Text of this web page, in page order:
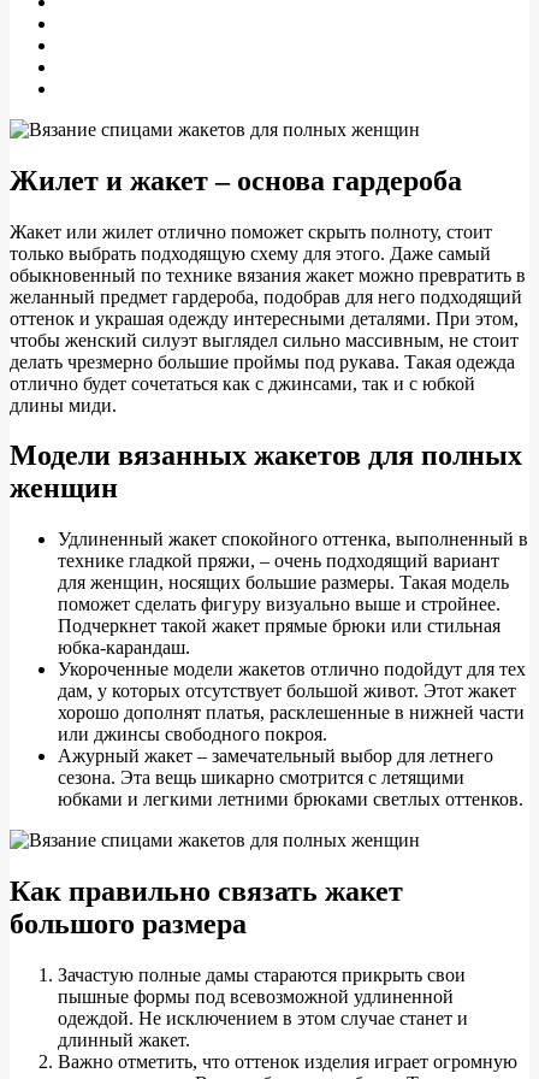
Жилет и жакет – основа гардероба
Жакет или жилет отлично поможет скрыть полноту, стоит
только выбрать подходящую схему для этого. Даже самый
обыкновенный по технике вязания жакет можно превратить в
желанный предмет гардероба, подобрав для него подходящий
оттенок и украшая одежду интересными деталями. При этом,
чтобы женский силуэт выглядел сильно массивным, не стоит
делать чрезмерно большие проймы под рукава. Такая одежда
отлично будет сочетаться как с джинсами, так и с юбкой
длины миди.
Модели вязанных жакетов для полных
женщин
Удлиненный жакет спокойного оттенка, выполненный в
технике гладкой пряжи, – очень подходящий вариант
для женщин, носящих большие размеры. Такая модель
поможет сделать фигуру визуально выше и стройнее.
Подчеркнет такой жакет прямые брюки или стильная
юбка-карандаш.
Укороченные модели жакетов отлично подойдут для тех
дам, у которых отсутствует большой живот. Этот жакет
хорошо дополнят платья, расклешенные в нижней части
или джинсы свободного покроя.
Ажурный жакет – замечательный выбор для летнего
сезона. Эта вещь шикарно смотрится с летящими
юбками и легкими летними брюками светлых оттенков.
Как правильно связать жакет
большого размера
Зачастую полные дамы стараются прикрыть свои
пышные формы под всевозможной удлиненной
одеждой. Не исключением в этом случае станет и
длинный жакет.
Важно отметить, что оттенок изделия играет огромную